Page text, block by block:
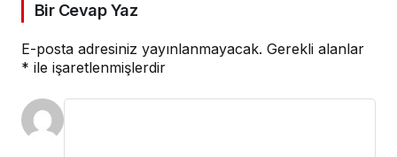
Bir Cevap Yaz
E-posta adresiniz yayınlanmayacak. Gerekli alanlar
* ile işaretlenmişlerdir